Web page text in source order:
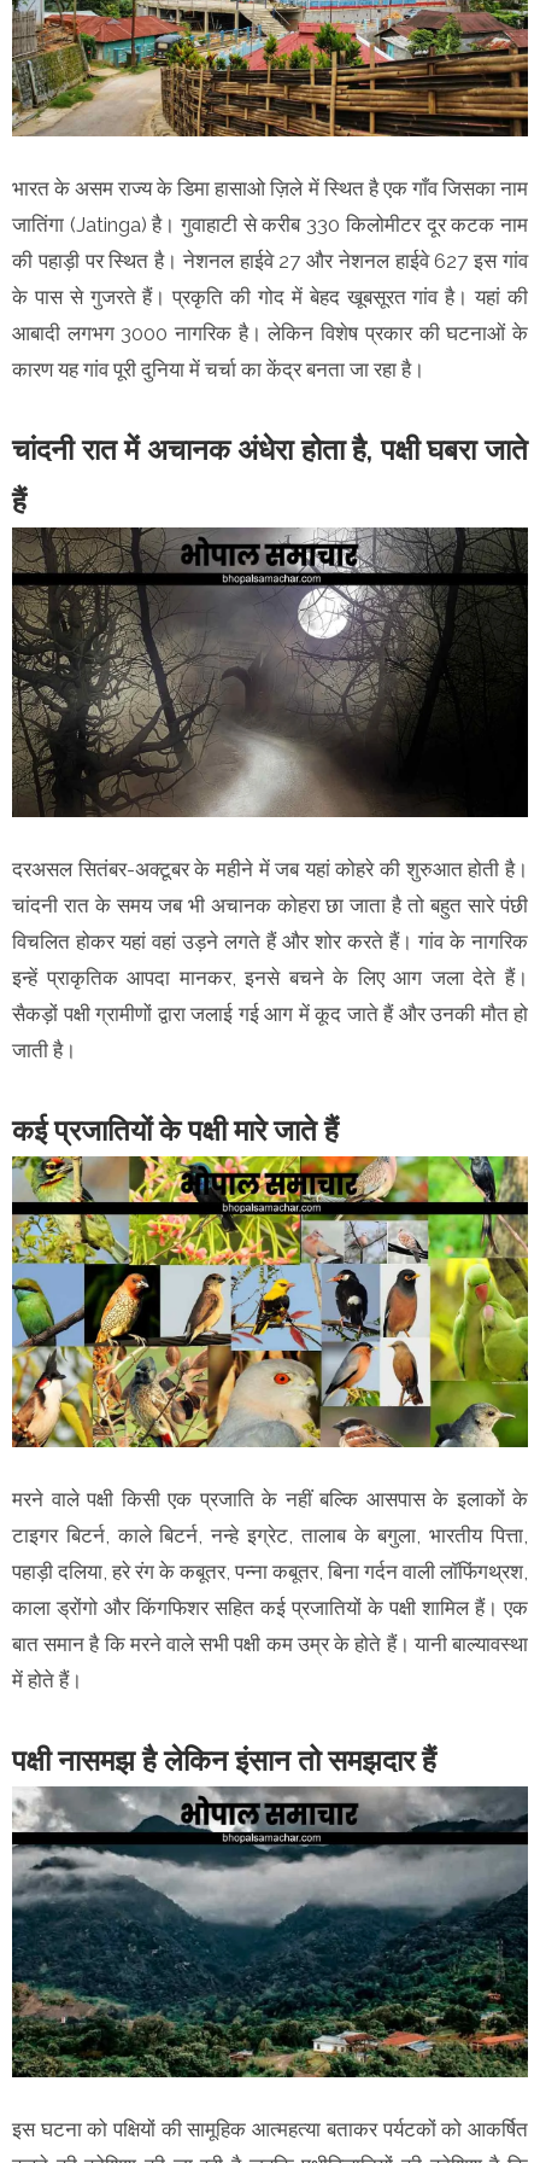
भारत के असम राज्य के डिमा हासाओ ज़िले में स्थित है एक गाँव जिसका नाम
जातिंगा (Jatinga) है। गुवाहाटी से करीब 330 किलोमीटर दूर कटक नाम
की पहाड़ी पर स्थित है। नेशनल हाईवे 27 और नेशनल हाईवे 627 इस गांव
के पास से गुजरते हैं। प्रकृति की गोद में बेहद खूबसूरत गांव है। यहां की
आबादी लगभग 3000 नागरिक है। लेकिन विशेष प्रकार की घटनाओं के
कारण यह गांव पूरी दुनिया में चर्चा का केंद्र बनता जा रहा है।
चांदनी रात में अचानक अंधेरा होता है, पक्षी घबरा जाते
हैं
दरअसल सितंबर-अक्टूबर के महीने में जब यहां कोहरे की शुरुआत होती है।
चांदनी रात के समय जब भी अचानक कोहरा छा जाता है तो बहुत सारे पंछी
विचलित होकर यहां वहां उड़ने लगते हैं और शोर करते हैं। गांव के नागरिक
इन्हें प्राकृतिक आपदा मानकर, इनसे बचने के लिए आग जला देते हैं।
सैकड़ों पक्षी ग्रामीणों द्वारा जलाई गई आग में कूद जाते हैं और उनकी मौत हो
जाती है।
कई प्रजातियों के पक्षी मारे जाते हैं
मरने वाले पक्षी किसी एक प्रजाति के नहीं बल्कि आसपास के इलाकों के
टाइगर बिटर्न, काले बिटर्न, नन्हे इग्रेट, तालाब के बगुला, भारतीय पित्ता,
पहाड़ी दलिया, हरे रंग के कबूतर, पन्ना कबूतर, बिना गर्दन वाली लॉफिंगथ्रश,
काला ड्रोंगो और किंगफिशर सहित कई प्रजातियों के पक्षी शामिल हैं। एक
बात समान है कि मरने वाले सभी पक्षी कम उम्र के होते हैं। यानी बाल्यावस्था
में होते हैं।
पक्षी नासमझ है लेकिन इंसान तो समझदार हैं
इस घटना को पक्षियों की सामूहिक आत्महत्या बताकर पर्यटकों को आकर्षित